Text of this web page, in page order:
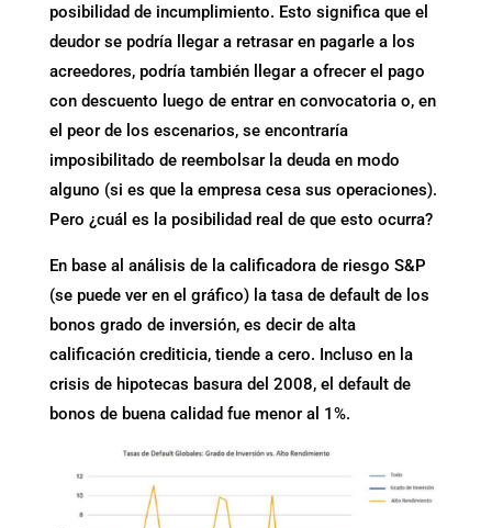
posibilidad de incumplimiento. Esto significa que el
deudor se podría llegar a retrasar en pagarle a los
acreedores, podría también llegar a ofrecer el pago
con descuento luego de entrar en convocatoria o, en
el peor de los escenarios, se encontraría
imposibilitado de reembolsar la deuda en modo
alguno (si es que la empresa cesa sus operaciones).
Pero ¿cuál es la posibilidad real de que esto ocurra?
En base al análisis de la calificadora de riesgo S&P
(se puede ver en el gráfico) la tasa de default de los
bonos grado de inversión, es decir de alta
calificación crediticia, tiende a cero. Incluso en la
crisis de hipotecas basura del 2008, el default de
bonos de buena calidad fue menor al 1%.